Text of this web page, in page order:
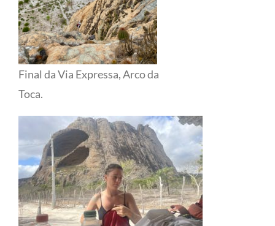
Final da Via Expressa, Arco da
Toca.